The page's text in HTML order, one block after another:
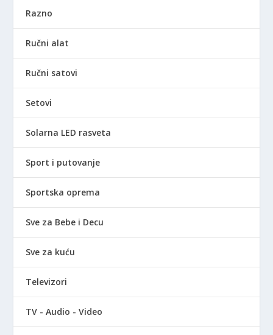
Razno
Ručni alat
Ručni satovi
Setovi
Solarna LED rasveta
Sport i putovanje
Sportska oprema
Sve za Bebe i Decu
Sve za kuću
Televizori
TV - Audio - Video